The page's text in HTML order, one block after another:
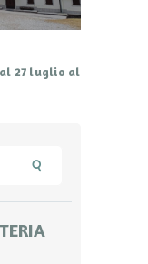
27 luglio al